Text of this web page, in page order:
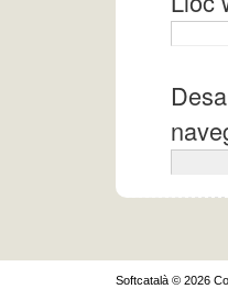
Softcatalà © 2026